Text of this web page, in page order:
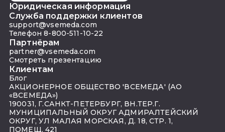
Юридическая информация
Служба поддержки клиентов
support@vsemeda.com
Телефон 8-800-511-10-22
Партнёрам
partner@vsemeda.com
Смотреть презентацию
Клиентам
Блог
АКЦИОНЕРНОЕ ОБЩЕСТВО 'ВСЕМЕДА' (АО
«ВСЕМЕДА»)
190031, Г.САНКТ-ПЕТЕРБУРГ, ВН.ТЕР.Г.
МУНИЦИПАЛЬНЫЙ ОКРУГ АДМИРАЛТЕЙСКИЙ
ОКРУГ, УЛ МАЛАЯ МОРСКАЯ, Д. 18, СТР. 1,
ПОМЕЩ. 421